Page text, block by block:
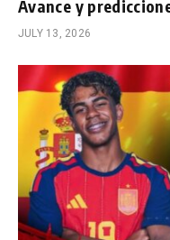
Avance y
JULY 13, 2026